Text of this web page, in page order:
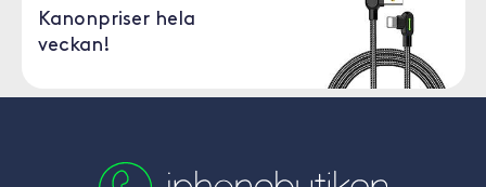
Kanonpriser hela
veckan!